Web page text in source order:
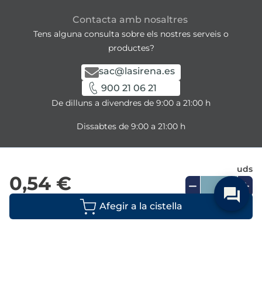
0,54 €
uds
Contacta amb nosaltres
Tens alguna consulta sobre els nostres serveis o
productes?
sac@lasirena.es
900 21 06 21
De dilluns a divendres de 9:00 a 21:00 h
Dissabtes de 9:00 a 21:00 h